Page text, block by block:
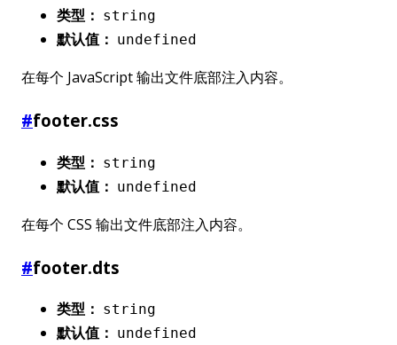
类型： string
默认值： undefined
在每个 JavaScript 输出文件底部注入内容。
#footer.css
类型： string
默认值： undefined
在每个 CSS 输出文件底部注入内容。
#footer.dts
类型： string
默认值： undefined